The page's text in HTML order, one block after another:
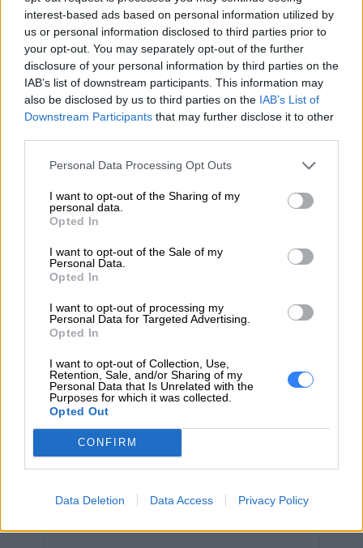
interest-based ads based on personal information utilized by
us or personal information disclosed to third parties prior to
your opt-out. You may separately opt-out of the further
disclosure of your personal information by third parties on the
IAB’s list of downstream participants. This information may
also be disclosed by us to third parties on the IAB’s List of
Downstream Participants that may further disclose it to other
Personal Data Processing Opt Outs
I want to opt-out of the Sharing of my
personal data.
Opted In
I want to opt-out of the Sale of my
Personal Data.
Opted In
I want to opt-out of processing my
Personal Data for Targeted Advertising.
Opted In
I want to opt-out of Collection, Use,
Retention, Sale, and/or Sharing of my
Personal Data that Is Unrelated with the
Purposes for which it was collected.
Opted Out
CONFIRM
Data Deletion Data Access Privacy Policy
https://lenovo.com
Pomoc
techniczna
https://support.lenovo.com/pl/pl/
Zapytanie o "Bateria Lenovo 3-Cell45Wh
EMAIL
WIADOMOŚĆ